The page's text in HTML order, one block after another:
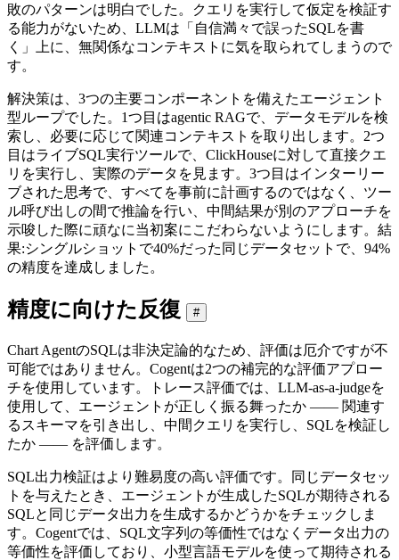
敗のパターンは明白でした。クエリを実行して仮定を検証す
る能力がないため、LLMは「自信満々で誤ったSQLを書
く」上に、無関係なコンテキストに気を取られてしまうので
す。
解決策は、3つの主要コンポーネントを備えたエージェント
型ループでした。1つ目はagentic RAGで、データモデルを検
索し、必要に応じて関連コンテキストを取り出します。2つ
目はライブSQL実行ツールで、ClickHouseに対して直接クエ
リを実行し、実際のデータを見ます。3つ目はインターリー
ブされた思考で、すべてを事前に計画するのではなく、ツー
ル呼び出しの間で推論を行い、中間結果が別のアプローチを
示唆した際に頑なに当初案にこだわらないようにします。結
果:シングルショットで40%だった同じデータセットで、94%
の精度を達成しました。
精度に向けた反復 #
Chart AgentのSQLは非決定論的なため、評価は厄介ですが不
可能ではありません。Cogentは2つの補完的な評価アプロー
チを使用しています。トレース評価では、LLM-as-a-judgeを
使用して、エージェントが正しく振る舞ったか ―― 関連す
るスキーマを引き出し、中間クエリを実行し、SQLを検証し
たか ―― を評価します。
SQL出力検証はより難易度の高い評価です。同じデータセッ
トを与えたとき、エージェントが生成したSQLが期待される
SQLと同じデータ出力を生成するかどうかをチェックしま
す。Cogentでは、SQL文字列の等価性ではなくデータ出力の
等価性を評価しており、小型言語モデルを使って期待される